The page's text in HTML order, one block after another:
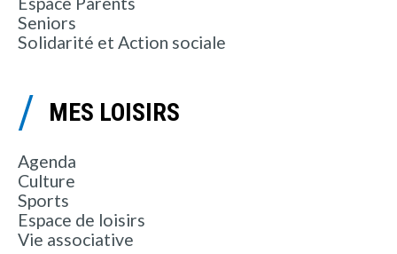
Seniors
Solidarité et Action sociale
MES LOISIRS
Agenda
Culture
Sports
Espace de loisirs
Vie associative